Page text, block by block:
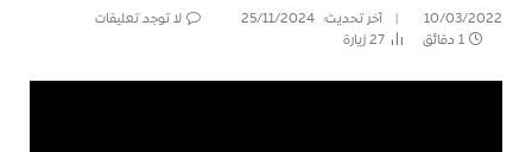
10/03/2022 آخر تحديث: 25/11/2024
لا توجد تعليقات
1 دقائق
27زيارة